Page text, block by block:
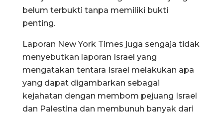
belum terbukti tanpa memiliki bukti
penting.
Laporan New York Times juga sengaja tidak
menyebutkan laporan Israel yang
mengatakan tentara Israel melakukan apa
yang dapat digambarkan sebagai
kejahatan dengan membom pejuang Israel
dan Palestina dan membunuh banyak dari